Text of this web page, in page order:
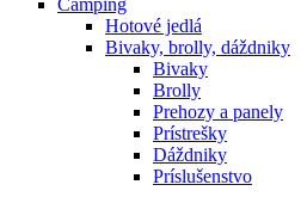
Hotové jedlá
Bivaky, brolly, dáždniky
Bivaky
Brolly
Prehozy a panely
Prístrešky
Dáždniky
Príslušenstvo